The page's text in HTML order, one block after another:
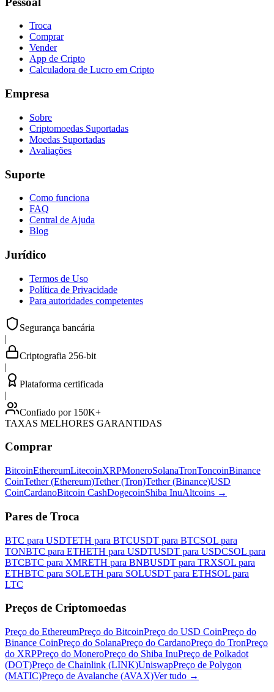
Troca
Comprar
Vender
App de Cripto
Calculadora de Lucro em Cripto
Empresa
Sobre
Criptomoedas Suportadas
Moedas Suportadas
Avaliações
Suporte
Como funciona
FAQ
Central de Ajuda
Blog
Jurídico
Termos de Uso
Política de Privacidade
Para autoridades competentes
Segurança bancária
|
Criptografia 256-bit
|
Plataforma certificada
|
Confiado por 150K+
TAXAS MELHORES GARANTIDAS
Comprar
BitcoinEthereumLitecoinXRPMoneroSolanaTronToncoinBinance
CoinTether (Ethereum)Tether (Tron)Tether (Binance)USD
CoinCardanoBitcoin CashDogecoinShiba InuAltcoins →
Pares de Troca
BTC para USDTETH para BTCUSDT para BTCSOL para
TONBTC para ETHETH para USDTUSDT para USDCSOL para
BTCBTC para XMRETH para BNBUSDT para TRXSOL para
ETHBTC para SOLETH para SOLUSDT para ETHSOL para
LTC
Preços de Criptomoedas
Preço do EthereumPreço do BitcoinPreço do USD CoinPreço do
Binance CoinPreço do SolanaPreço do CardanoPreço do TronPreço
do XRPPreço do MoneroPreço do Shiba InuPreço de Polkadot
(DOT)Preço de Chainlink (LINK)UniswapPreço de Polygon
(MATIC)Preço de Avalanche (AVAX)Ver tudo →